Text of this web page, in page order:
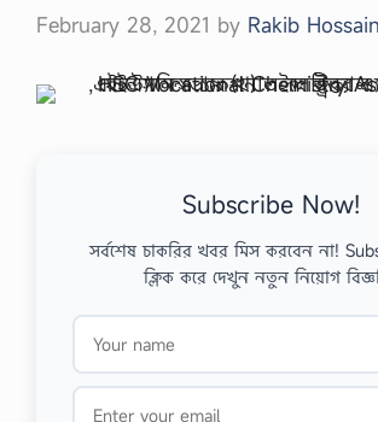
February 28, 2021 by Rakib
Subscribe Now!
সর্বশেষ চাকরির খবর মিস করবেন না!
ক্লিক করে দেখুন নতুন নিয়োগ